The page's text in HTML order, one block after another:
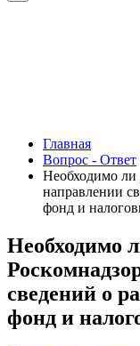
Главная
Вопрос - Ответ
Необходимо ли
направлении
фонд и
Необходимо
сведений о
фонд и